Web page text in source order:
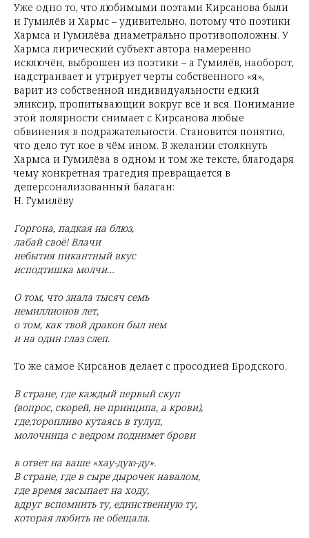
Уже одно то, что любимыми поэтами Кирсанова были
и Гумилёв и Хармс – удивительно, потому что поэтики
Хармса и Гумилёва диаметрально противоположны. У
Хармса лирический субъект автора намеренно
исключён, выброшен из поэтики – а Гумилёв, наоборот,
надстраивает и утрирует черты собственного «я»,
варит из собственной индивидуальности едкий
эликсир, пропитывающий вокруг всё и вся. Понимание
этой полярности снимает с Кирсанова любые
обвинения в подражательности. Становится понятно,
что дело тут кое в чём ином. В желании столкнуть
Хармса и Гумилёва в одном и том же тексте, благодаря
чему конкретная трагедия превращается в
деперсонализованный балаган:
Н. Гумилёву
Горгона, падкая на блюз,
лабай своё! Влачи
небытия пикантный вкус
исподтишка молчи…
О том, что знала тысяч семь
немиллионов лет,
о том, как твой дракон был нем
и на один глаз слеп.
То же самое Кирсанов делает с просодией Бродского.
В стране, где каждый первый скуп
(вопрос, скорей, не принципа, а крови),
где,торопливо кутаясь в тулуп,
молочница с ведром поднимет брови
в ответ на ваше «хау-дую-ду».
В стране, где в сыре дырочек навалом,
где время засыпает на ходу,
вдруг вспомнить ту, единственную ту,
которая любить не обещала.